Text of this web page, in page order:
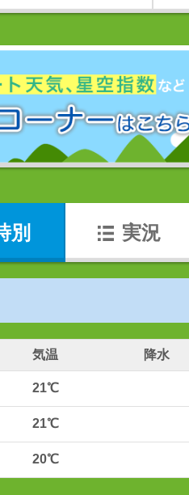
別 実況
気温 降水
21℃
21℃
20℃